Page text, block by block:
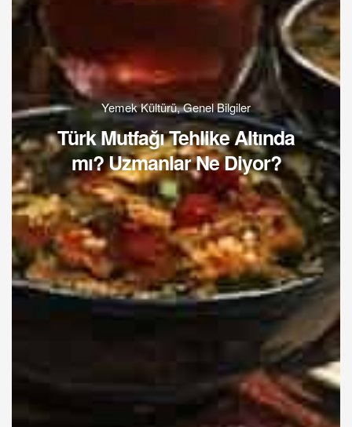
Yemek Kültürü,Genel Bilgiler
Türk Mutfağı Tehlike Altında
mı? Uzmanlar Ne Diyor?